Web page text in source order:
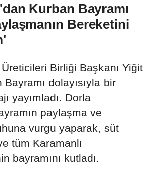
Kurban Bayramı
Bereketini
Birliği Başkanı Yiğit
dolayısıyla bir
yayımladı. Dorla
paylaşma ve
vurgu yaparak, süt
tüm Karamanlı
bayramını kutladı.